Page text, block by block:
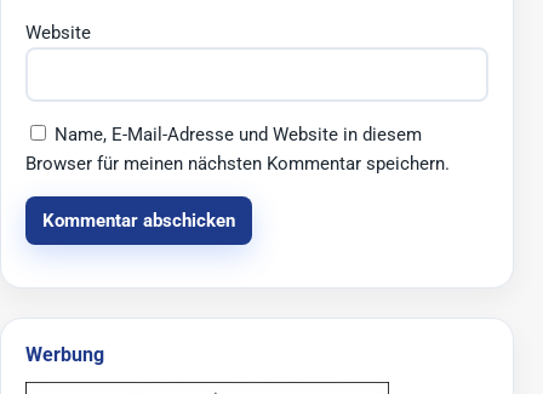
Website
Name, E-Mail-Adresse und Website in diesem
Browser für meinen nächsten Kommentar speichern.
Werbung